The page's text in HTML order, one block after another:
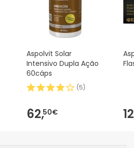
Aspolvit Solar
Intensivo Dupla Ação
60cáps
(5)
62,50€